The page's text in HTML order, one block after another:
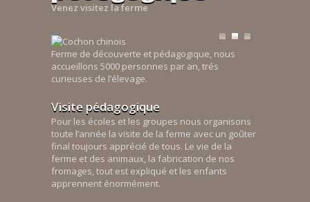
Venez visitez la ferme
Ferme de découverte et pédagogique, nous
accueillons 5000 personnes par an, trés
curieuses de l’élevage.
Visite pédagogique
Pour les écoles et les groupes nous organisons
toute l’année la visite de la ferme avec un goûter
final toujours apprécié de tous. Le vie de la
ferme et des animaux, la fabrication de nos
fromages, tout est expliqué et les enfants
apprennent énormément.